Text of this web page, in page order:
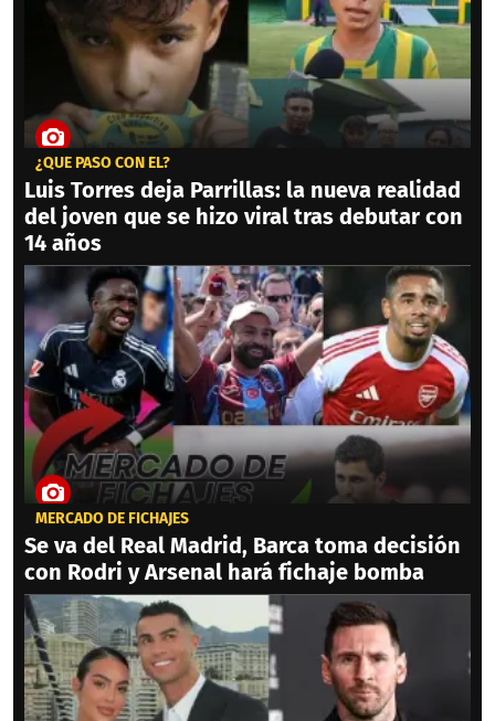
¿QUÉ PASÓ CON ÉL?
Luis Torres deja Parrillas: la nueva realidad
del joven que se hizo viral tras debutar con
14 años
MERCADO DE FICHAJES
Se va del Real Madrid, Barca toma decisión
con Rodri y Arsenal hará fichaje bomba